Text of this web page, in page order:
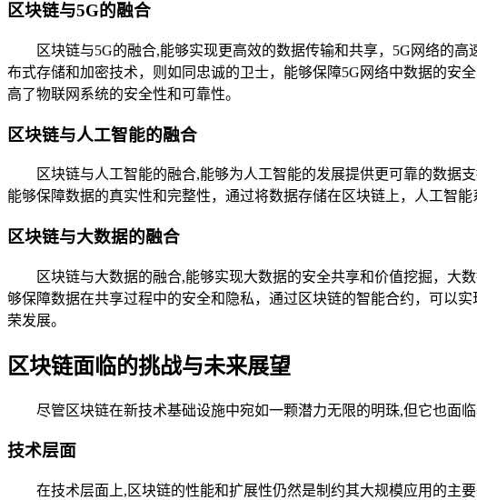
区块链与5G的融合
区块链与5G的融合,能够实现更高效的数据传输和共享，5G网络的
布式存储和加密技术，则如同忠诚的卫士，能够保障5G网络中数据的安
高了物联网系统的安全性和可靠性。
区块链与人工智能的融合
区块链与人工智能的融合,能够为人工智能的发展提供更可靠的数据
能够保障数据的真实性和完整性，通过将数据存储在区块链上，人工智
区块链与大数据的融合
区块链与大数据的融合,能够实现大数据的安全共享和价值挖掘，大
够保障数据在共享过程中的安全和隐私，通过区块链的智能合约，可以
荣发展。
区块链面临的挑战与未来展望
尽管区块链在新技术基础设施中宛如一颗潜力无限的明珠,但它也面临
技术层面
在技术层面上,区块链的性能和扩展性仍然是制约其大规模应用的主